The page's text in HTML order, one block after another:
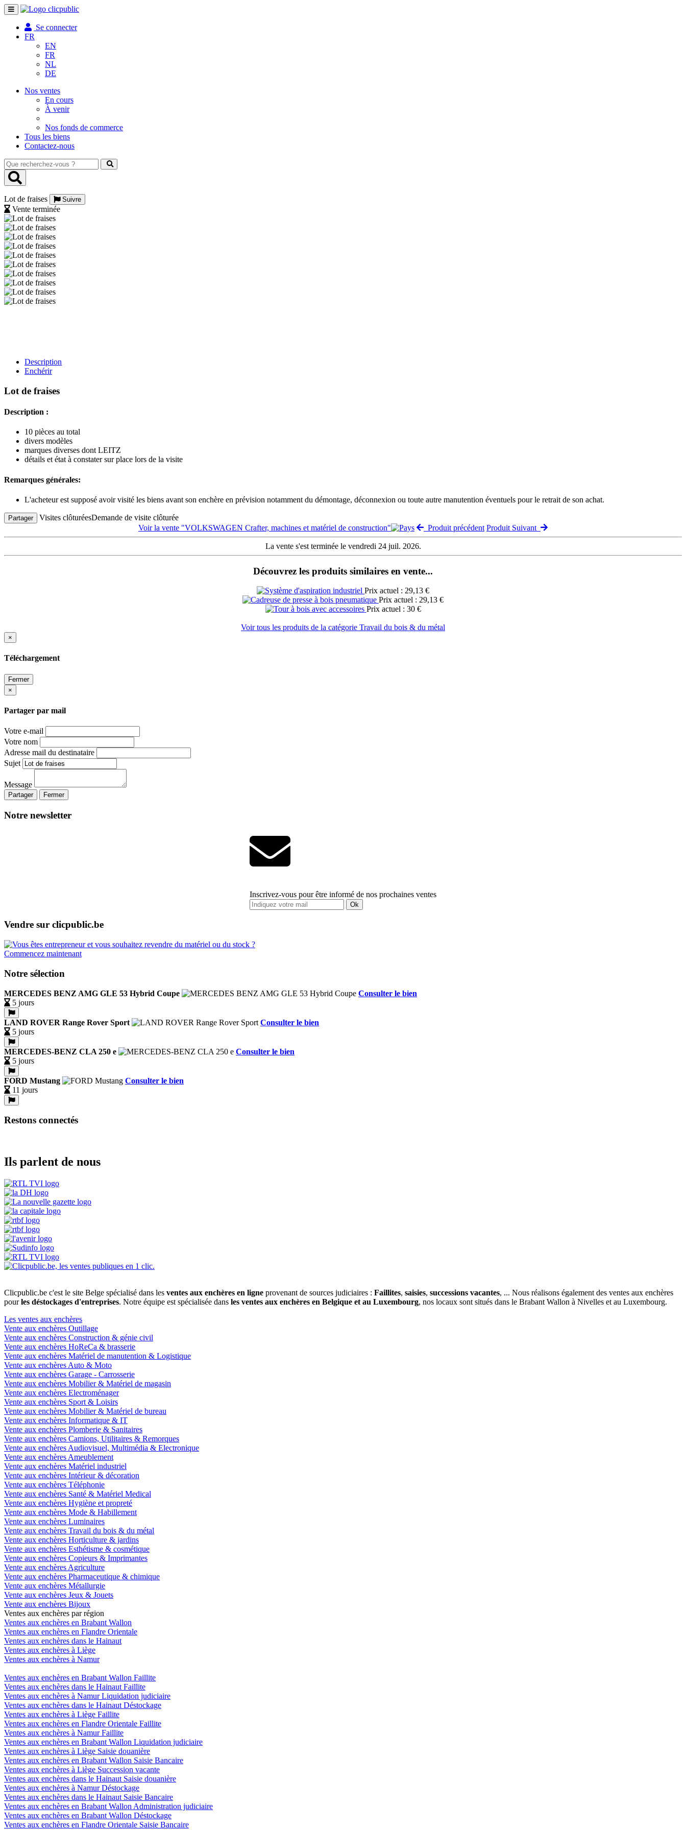
Toggle
navigation
Se connecter
FR
EN
FR
NL
DE
Nos ventes
En cours
À venir
Nos fonds de commerce
Tous les biens
Contactez-nous
Que
recherchez-
vous
Lot de fraises
Suivre
Vente terminée
Description
Enchérir
Lot de fraises
Description :
10 pièces au total
divers modèles
marques diverses dont LEITZ
détails et état à constater sur place lors de la visite
Remarques générales:
L'acheteur est supposé avoir visité les biens avant son enchère en prévision notamment du démontage, déconnexion ou toute autre manutention éventuels pour le retrait de son achat.
Partager Visites clôturéesDemande de visite clôturée
Voir la vente "VOLKSWAGEN Crafter, machines et matériel de construction"
Produit précédent Produit Suivant
La vente s'est terminée le vendredi 24 juil. 2026.
Découvrez les produits similaires en vente...
Prix actuel : 29,13 €
Prix actuel : 29,13 €
Prix actuel : 30 €
Voir tous les produits de la catégorie Travail du bois & du métal
×
Téléchargement
Fermer
×
Partager par mail
Votre e-mail
Votre nom
Adresse mail du destinataire
Sujet
Message
Partager Fermer
Notre newsletter
Inscrivez-vous pour être informé de nos prochaines ventes
Ok
Vendre sur clicpublic.be
Commencez maintenant
Notre sélection
MERCEDES BENZ AMG GLE 53 Hybrid Coupe
Consulter le bien
5 jours
LAND ROVER Range Rover Sport
Consulter le bien
5 jours
MERCEDES-BENZ CLA 250 e
Consulter le bien
5 jours
FORD Mustang
Consulter le bien
11 jours
Restons connectés
Ils parlent de nous
Clicpublic.be c'est le site Belge spécialisé dans les ventes aux enchères en ligne provenant de sources judiciaires : Faillites, saisies, successions vacantes, ... Nous réalisons également des ventes aux enchères
pourles déstockages d'entreprises. Notre équipe est spécialisée dans les ventes aux enchères en Belgique et au Luxembourg, nos locaux sont situés dans le Brabant Wallon à Nivelles et au Luxembourg.
Les ventes aux enchères
Vente aux enchères Outillage
Vente aux enchères Construction & génie civil
Vente aux enchères HoReCa & brasserie
Vente aux enchères Matériel de manutention & Logistique
Vente aux enchères Auto & Moto
Vente aux enchères Garage - Carrosserie
Vente aux enchères Mobilier & Matériel de magasin
Vente aux enchères Electroménager
Vente aux enchères Sport & Loisirs
Vente aux enchères Mobilier & Matériel de bureau
Vente aux enchères Informatique & IT
Vente aux enchères Plomberie & Sanitaires
Vente aux enchères Camions, Utilitaires & Remorques
Vente aux enchères Audiovisuel, Multimédia & Electronique
Vente aux enchères Ameublement
Vente aux enchères Matériel industriel
Vente aux enchères Intérieur & décoration
Vente aux enchères Téléphonie
Vente aux enchères Santé & Matériel Medical
Vente aux enchères Hygiène et propreté
Vente aux enchères Mode & Habillement
Vente aux enchères Luminaires
Vente aux enchères Travail du bois & du métal
Vente aux enchères Horticulture & jardins
Vente aux enchères Esthétisme & cosmétique
Vente aux enchères Copieurs & Imprimantes
Vente aux enchères Agriculture
Vente aux enchères Pharmaceutique & chimique
Vente aux enchères Métallurgie
Vente aux enchères Jeux & Jouets
Vente aux enchères Bijoux
Ventes aux enchères par région
Ventes aux enchères en Brabant Wallon
Ventes aux enchères en Flandre Orientale
Ventes aux enchères dans le Hainaut
Ventes aux enchères à Liège
Ventes aux enchères à Namur
Ventes aux enchères en Brabant Wallon Faillite
Ventes aux enchères dans le Hainaut Faillite
Ventes aux enchères à Namur Liquidation judiciaire
Ventes aux enchères dans le Hainaut Déstockage
Ventes aux enchères à Liège Faillite
Ventes aux enchères en Flandre Orientale Faillite
Ventes aux enchères à Namur Faillite
Ventes aux enchères en Brabant Wallon Liquidation judiciaire
Ventes aux enchères à Liège Saisie douanière
Ventes aux enchères en Brabant Wallon Saisie Bancaire
Ventes aux enchères à Liège Succession vacante
Ventes aux enchères dans le Hainaut Saisie douanière
Ventes aux enchères à Namur Déstockage
Ventes aux enchères dans le Hainaut Saisie Bancaire
Ventes aux enchères en Brabant Wallon Administration judiciaire
Ventes aux enchères en Brabant Wallon Déstockage
Ventes aux enchères en Flandre Orientale Saisie Bancaire